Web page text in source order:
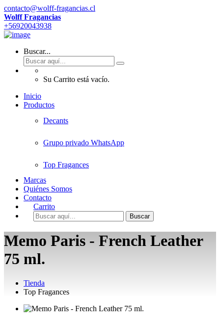
contacto@wolff-fragancias.cl
Wolff Fragancias
+56920043938
Buscar...
Su Carrito está vacío.
Inicio
Productos
Decants
Grupo privado WhatsApp
Top Fragances
Marcas
Quiénes Somos
Contacto
Carrito
Buscar
Memo Paris - French Leather
75 ml.
Tienda
Top Fragances